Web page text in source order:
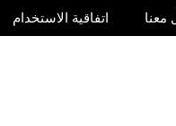
معنا اتفاقية الاستخدام